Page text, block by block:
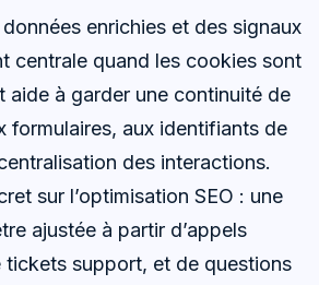
enrichies et des signaux
centrale quand les cookies sont
aide à garder une continuité de
formulaires, aux identifiants de
des interactions.
sur l’optimisation SEO : une
ajustée à partir d’appels
tickets support, et de questions